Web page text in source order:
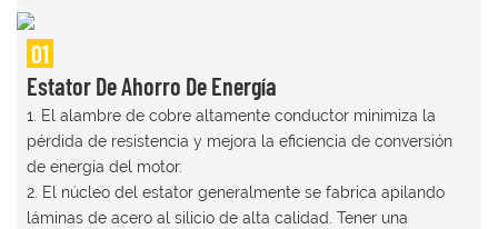
01
Estator De Ahorro De Energía
1. El alambre de cobre altamente conductor minimiza la
pérdida de resistencia y mejora la eficiencia de conversión
de energía del motor.
2. El núcleo del estator generalmente se fabrica apilando
láminas de acero al silicio de alta calidad. Tener una